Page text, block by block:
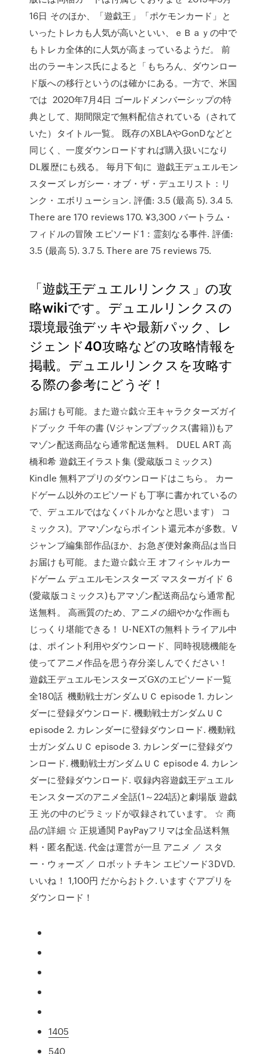
16日 そのほか、「遊戯王」「ポケモンカード」と
いったトレカも人気が高いといい、ｅＢａｙの中で
もトレカ全体的に人気が高まっているようだ。 前
出のラーキンス氏によると「もちろん、ダウンロー
ド版への移行というのは確かにある。一方で、米国
では 2020年7月4日 ゴールドメンバーシップの特
典として、期間限定で無料配信されている（されて
いた）タイトル一覧。 既存のXBLAやGonDなどと
同じく、一度ダウンロードすれば購入扱いになり
DL履歴にも残る。 毎月下旬に 遊戯王デュエルモン
スターズ レガシー・オブ・ザ・デュエリスト：リ
ンク・エボリューション. 評価: 3.5 (最高 5). 3.4 5.
There are 170 reviews 170. ¥3,300 バートラム・
フィドルの冒険 エピソード1：霊刻なる事件. 評価:
3.5 (最高 5). 3.7 5. There are 75 reviews 75.
「遊戯王デュエルリンクス」の攻
略wikiです。デュエルリンクスの
環境最強デッキや最新パック、レ
ジェンド40攻略などの攻略情報を
掲載。デュエルリンクスを攻略す
る際の参考にどうぞ！
お届けも可能。また遊☆戯☆王キャラクターズガイ
ドブック 千年の書 (Vジャンプブックス(書籍))もア
マゾン配送商品なら通常配送無料。 DUEL ART 高
橋和希 遊戯王イラスト集 (愛蔵版コミックス)
Kindle 無料アプリのダウンロードはこちら。 カー
ドゲーム以外のエピソードも丁寧に書かれているの
で、デュエルではなくバトルかなと思います） コ
ミックス)。アマゾンならポイント還元本が多数。V
ジャンプ編集部作品ほか、お急ぎ便対象商品は当日
お届けも可能。また遊☆戯☆王 オフィシャルカー
ドゲーム デュエルモンスターズ マスターガイド 6
(愛蔵版コミックス)もアマゾン配送商品なら通常配
送無料。 高画質のため、アニメの細やかな作画も
じっくり堪能できる！ U-NEXTの無料トライアル中
は、ポイント利用やダウンロード、同時視聴機能を
使ってアニメ作品を思う存分楽しんでください！
遊戯王デュエルモンスターズGXのエピソード一覧
全180話 機動戦士ガンダムＵＣ episode 1. カレン
ダーに登録ダウンロード. 機動戦士ガンダムＵＣ
episode 2. カレンダーに登録ダウンロード. 機動戦
士ガンダムＵＣ episode 3. カレンダーに登録ダウ
ンロード. 機動戦士ガンダムＵＣ episode 4. カレン
ダーに登録ダウンロード. 収録内容遊戯王デュエル
モンスターズのアニメ全話(1～224話)と劇場版 遊戯
王 光の中のピラミッドが収録されています。 ☆ 商
品の詳細 ☆ 正規通関 PayPayフリマは全品送料無
料・匿名配送. 代金は運営が一旦 アニメ ／ スタ
ー・ウォーズ ／ ロボットチキン エピソード3DVD.
いいね！ 1,100円 だからおトク. いますぐアプリを
ダウンロード！
1405
540